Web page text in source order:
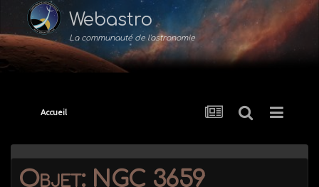
Webastro
La communauté de l'astronomie
Accueil
Objet: NGC 3659